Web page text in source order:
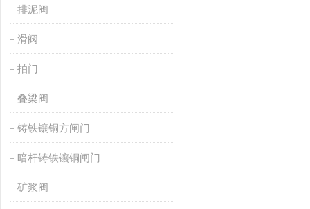
排泥阀
滑阀
拍门
叠梁阀
铸铁镶铜方闸门
暗杆铸铁镶铜闸门
矿浆阀